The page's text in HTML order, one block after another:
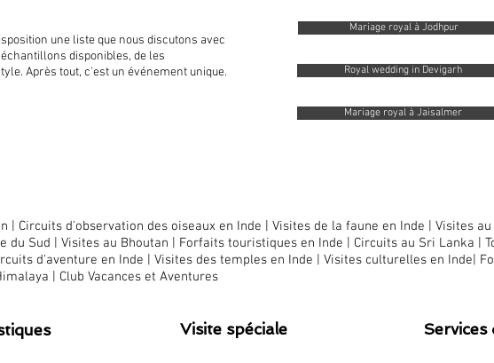
une liste que nous discutons avec
disponibles, de les
Après tout, c'est un événement unique.
Mariage royal à Jodhpur
Royal wedding in Devigarh
Mariage royal à Jaisalmer
| Circuits d'observation des oiseaux en Inde Visites de la faune en Inde
Visites au
du Sud | Visites au Bhoutan | Forfaits touristiques en Inde Circuits au Sri Lanka
d'aventure en Inde | Visites des temples en Inde Visites culturelles en Inde
Club Vacances et Aventures
Visite spéciale Services